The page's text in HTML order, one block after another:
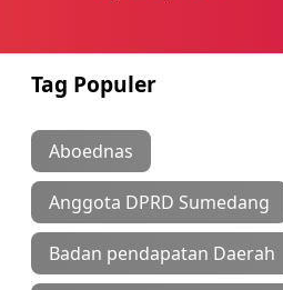
Tag Populer
Aboednas
Anggota DPRD Sumedang
Badan pendapatan Daerah